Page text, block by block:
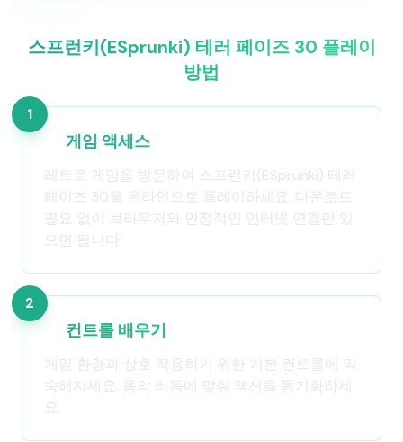
스프런키(ESprunki) 테러 페이즈 30 플레이
방법
1
게임 액세스
레트로 게임을 방문하여 스프런키(ESprunki) 테러
페이즈 30을 온라인으로 플레이하세요. 다운로드
필요 없이 브라우저와 안정적인 인터넷 연결만 있
으면 됩니다.
2
컨트롤 배우기
게임 환경과 상호 작용하기 위한 기본 컨트롤에 익
숙해지세요. 음악 리듬에 맞춰 액션을 동기화하세
요.